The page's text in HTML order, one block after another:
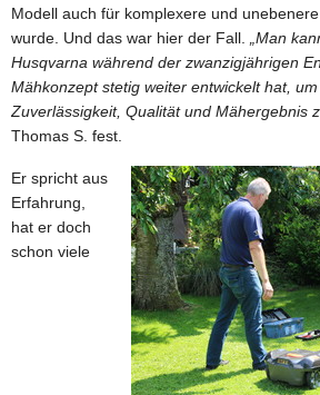
Modell auch für komplexere und
wurde. Und das war hier der Fall.
„Man
Husqvarna während der zwanzigjährigen
Mähkonzept stetig weiter entwickelt hat,
Zuverlässigkeit, Qualität und Mähergebnis
Thomas S. fest.
Er spricht aus
Erfahrung,
hat er doch
schon viele